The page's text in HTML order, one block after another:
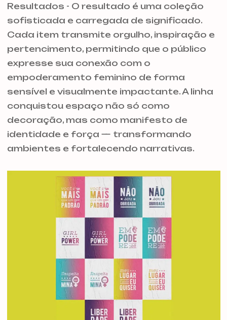
Resultados - O resultado é uma coleção
sofisticada e carregada de significado.
Cada item transmite orgulho, inspiração e
pertencimento, permitindo que o público
expresse sua conexão com o
empoderamento feminino de forma
sensível e visualmente impactante. A linha
conquistou espaço não só como
decoração, mas como manifesto de
identidade e força — transformando
ambientes e fortalecendo narrativas.